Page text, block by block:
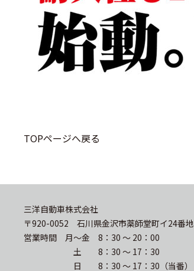
TOPページへ戻る
三洋自動車株式会社
〒920-0052 石川県金沢市薬師堂町イ24番地
営業時間 月〜金 8：30 〜 20：00
土 8：30 〜 17：30
日 8：30 〜 17：30（当番）